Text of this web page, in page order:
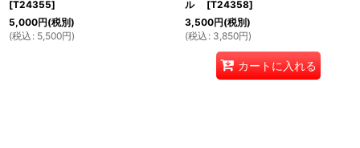
[T24355]
5,000円(税別)
(税込 : 5,500円)
ル [T24358]
3,500円(税別)
(税込 : 3,850円)
カートに入れる